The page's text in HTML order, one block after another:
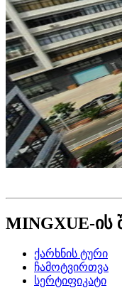
MINGXUE-ის
ქარხნის ტური
ჩამოტვირთვა
სერტიფიკატი